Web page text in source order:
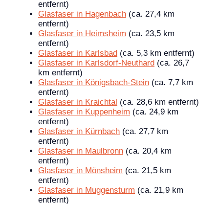
entfernt)
Glasfaser in Hagenbach (ca. 27,4 km
entfernt)
Glasfaser in Heimsheim (ca. 23,5 km
entfernt)
Glasfaser in Karlsbad (ca. 5,3 km entfernt)
Glasfaser in Karlsdorf-Neuthard (ca. 26,7
km entfernt)
Glasfaser in Königsbach-Stein (ca. 7,7 km
entfernt)
Glasfaser in Kraichtal (ca. 28,6 km entfernt)
Glasfaser in Kuppenheim (ca. 24,9 km
entfernt)
Glasfaser in Kürnbach (ca. 27,7 km
entfernt)
Glasfaser in Maulbronn (ca. 20,4 km
entfernt)
Glasfaser in Mönsheim (ca. 21,5 km
entfernt)
Glasfaser in Muggensturm (ca. 21,9 km
entfernt)